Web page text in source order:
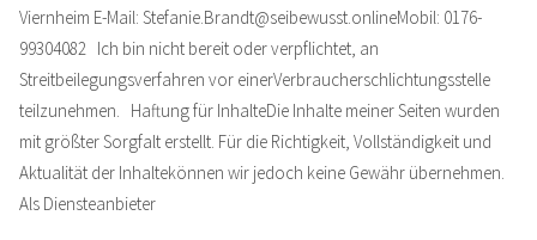
Viernheim E-Mail: Stefanie.Brandt@seibewusst.onlineMobil: 0176-
99304082 Ich bin nicht bereit oder verpflichtet, an
Streitbeilegungsverfahren vor einerVerbraucherschlichtungsstelle
teilzunehmen. Haftung für InhalteDie Inhalte meiner Seiten wurden
mit größter Sorgfalt erstellt. Für die Richtigkeit, Vollständigkeit und
Aktualität der Inhaltekönnen wir jedoch keine Gewähr übernehmen.
Als Diensteanbieter